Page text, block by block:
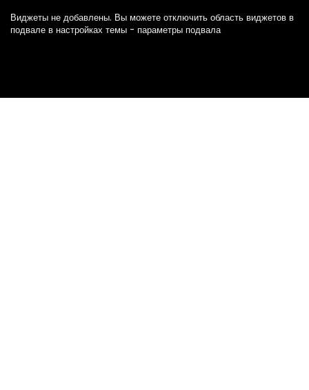
Виджеты не добавлены. Вы можете отключить область виджетов в
подвале в настройках темы - параметры подвала